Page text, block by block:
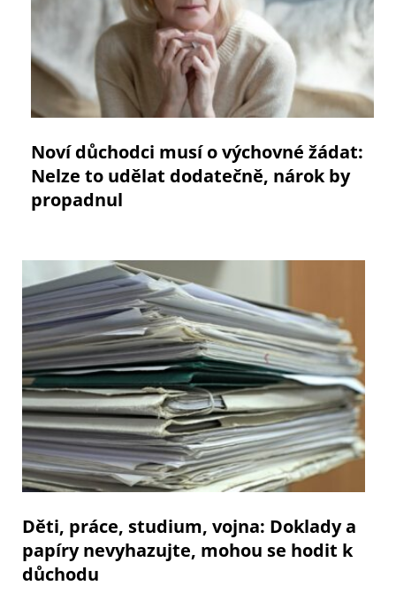
Noví důchodci musí o výchovné žádat:
Nelze to udělat dodatečně, nárok by
propadnul
Děti, práce, studium, vojna: Doklady a
papíry nevyhazujte, mohou se hodit k
důchodu